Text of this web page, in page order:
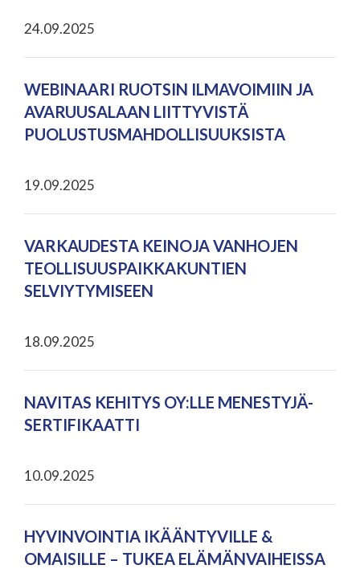
24.09.2025
WEBINAARI RUOTSIN ILMAVOIMIIN JA
AVARUUSALAAN LIITTYVISTÄ
PUOLUSTUSMAHDOLLISUUKSISTA
19.09.2025
VARKAUDESTA KEINOJA VANHOJEN
TEOLLISUUSPAIKKAKUNTIEN
SELVIYTYMISEEN
18.09.2025
NAVITAS KEHITYS OY:LLE MENESTYJÄ-
SERTIFIKAATTI
10.09.2025
HYVINVOINTIA IKÄÄNTYVILLE &
OMAISILLE – TUKEA ELÄMÄNVAIHEISSA